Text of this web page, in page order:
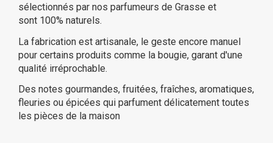
sélectionnés par nos parfumeurs de Grasse et
sont 100% naturels.
La fabrication est artisanale, le geste encore manuel
pour certains produits comme la bougie, garant d'une
qualité irréprochable.
Des notes gourmandes, fruitées, fraîches, aromatiques,
fleuries ou épicées qui parfument délicatement toutes
les pièces de la maison